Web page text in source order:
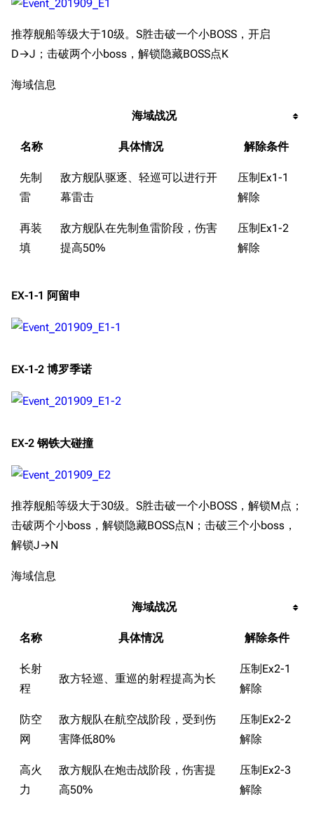
推荐舰船等级大于10级。S胜击破一个小BOSS，开启
D→J；击破两个小boss，解锁隐藏BOSS点K
海域信息
海域战况
名称 具体情况 解除条件
先制
雷
敌方舰队驱逐、轻巡可以进行开
幕雷击
压制Ex1-1
解除
再装
填
敌方舰队在先制鱼雷阶段，伤害
提高50%
压制Ex1-2
解除
EX-1-1 阿留申
EX-1-2 博罗季诺
EX-2 钢铁大碰撞
推荐舰船等级大于30级。S胜击破一个小BOSS，解锁M点；
击破两个小boss，解锁隐藏BOSS点N；击破三个小boss，
解锁J→N
海域信息
海域战况
名称 具体情况 解除条件
长射
程
敌方轻巡、重巡的射程提高为长
压制Ex2-1
解除
防空
网
敌方舰队在航空战阶段，受到伤
害降低80%
压制Ex2-2
解除
高火
力
敌方舰队在炮击战阶段，伤害提
高50%
压制Ex2-3
解除